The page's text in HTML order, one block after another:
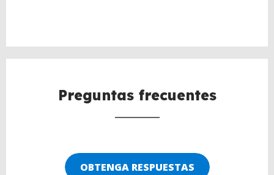
Preguntas frecuentes
OBTENGA RESPUESTAS